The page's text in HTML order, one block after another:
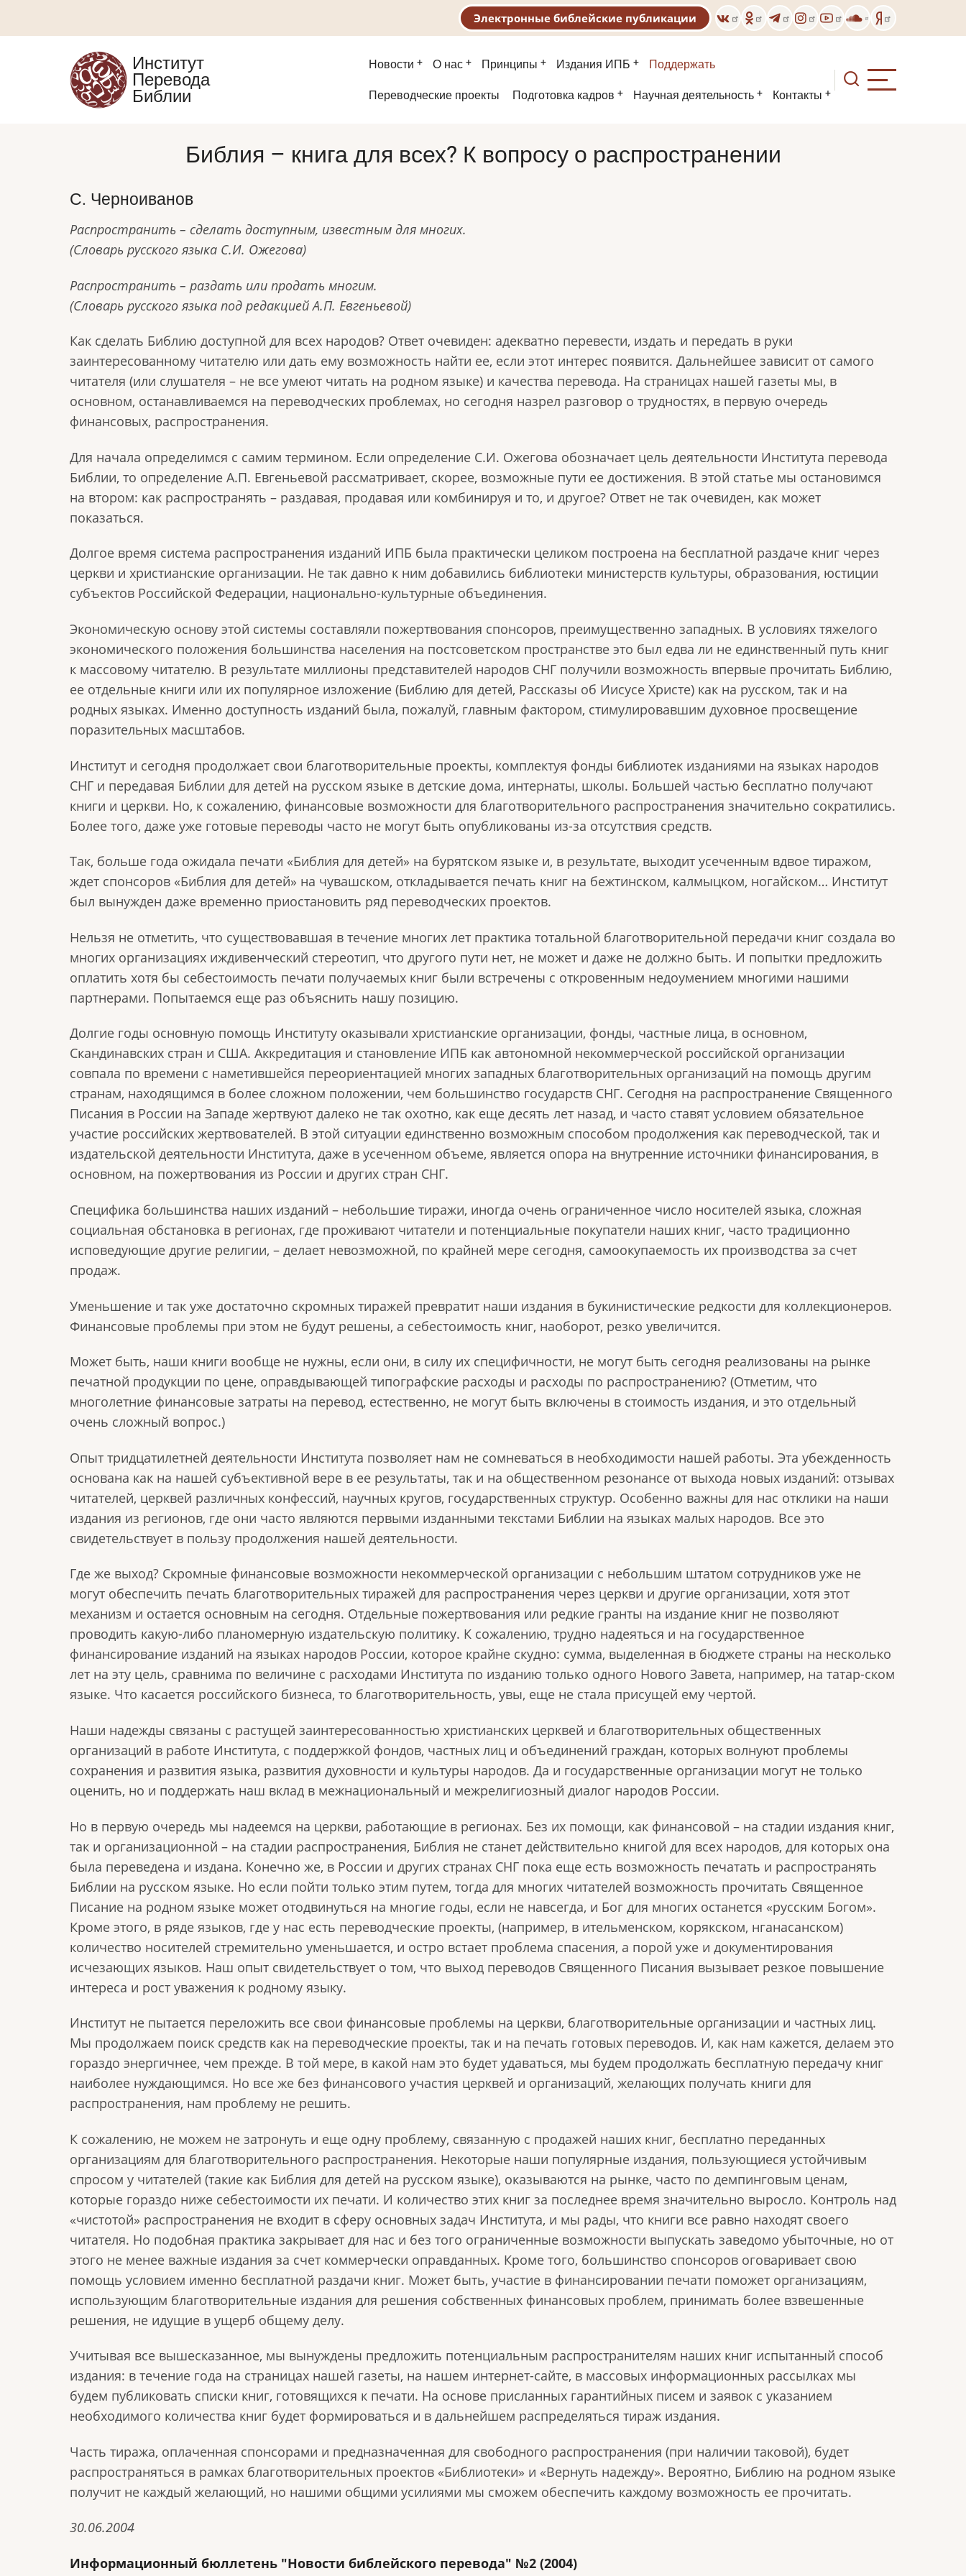
содержанию
Электронные библейские публикации
Институт
Перевода
Библии
Основная
навигация
Новости О нас Принципы Издания ИПБ Поддержать
Второе
Переводческие проекты Подготовка кадров Научная деятельность Контакты
Библия – книга для всех? К вопросу о распространении
С. Черноиванов
Распространить – сделать доступным, известным для многих.
(Словарь русского языка С.И. Ожегова)
Распространить – раздать или продать многим.
(Словарь русского языка под редакцией А.П. Евгеньевой)
Как сделать Библию доступной для всех народов? Ответ очевиден: адекватно перевести, издать и передать в руки
заинтересованному читателю или дать ему возможность найти ее, если этот интерес появится. Дальнейшее зависит от самого
читателя (или слушателя ­– не все умеют читать на родном языке) и качества перевода. На страницах нашей газеты мы, в
основном, останавливаемся на переводческих проблемах, но сегодня назрел разговор о трудностях, в первую очередь
финансовых, распространения.
Для начала определимся с самим термином. Если определение С.И. Ожегова обозначает цель деятельности Института перевода
Библии, то определение А.П. Евгеньевой рассматривает, скорее, возможные пути ее достижения. В этой статье мы остановимся
на втором: как распространять – раздавая, продавая или комбинируя и то, и другое? Ответ не так очевиден, как может
показаться.
Долгое время система распространения изданий ИПБ была практически целиком построена на бесплатной раздаче книг через
церкви и христианские организации. Не так давно к ним добавились библиотеки министерств культуры, образования, юстиции
субъектов Российской Федерации, национально-культурные объединения.
Экономическую основу этой системы составляли пожертвования спонсоров, преимущественно западных. В условиях тяжелого
экономического положения большинства населения на постсоветском пространстве это был едва ли не единственный путь книг
к массовому читателю. В результате миллионы представителей народов СНГ получили возможность впервые прочитать Библию,
ее отдельные книги или их популярное изложение (Библию для детей, Рассказы об Иисусе Христе) как на русском, так и на
родных языках. Именно доступность изданий была, пожалуй, главным фактором, стимулировавшим духовное просвещение
поразительных масштабов.
Институт и сегодня продолжает свои благотворительные проекты, комплектуя фонды библиотек изданиями на языках народов
СНГ и передавая Библии для детей на русском языке в детские дома, интернаты, школы. Большей частью бесплатно получают
книги и церкви. Но, к сожалению, финансовые возможности для благотворительного распространения значительно сократились.
Более того, даже уже готовые переводы часто не могут быть опубликованы из-за отсутствия средств.
Так, больше года ожидала печати «Библия для детей» на бурятском языке и, в результате, выходит усеченным вдвое тиражом,
ждет спонсоров «Библия для детей» на чувашском, откладывается печать книг на бежтинском, калмыцком, ногайском… Институт
был вынужден даже временно приостановить ряд переводческих проектов.
Нельзя не отметить, что существовавшая в течение многих лет практика тотальной благотворительной передачи книг создала во
многих организациях иждивенческий стереотип, что другого пути нет, не может и даже не должно быть. И попытки предложить
оплатить хотя бы себестоимость печати получаемых книг были встречены с откровенным недоумением многими нашими
партнерами. Попытаемся еще раз объяснить нашу позицию.
Долгие годы основную помощь Институту оказывали христианские организации, фонды, частные лица, в основном,
Скандинавских стран и США. Аккредитация и становление ИПБ как автономной некоммерческой российской организации
совпала по времени с наметившейся переориентацией многих западных благотворительных организаций на помощь другим
странам, находящимся в более сложном положении, чем большинство государств СНГ. Сегодня на распространение Священного
Писания в России на Западе жертвуют далеко не так охотно, как еще десять лет назад, и часто ставят условием обязательное
участие российских жертвователей. В этой ситуации единственно возможным способом продолжения как переводческой, так и
издательской деятельности Института, даже в усеченном объеме, является опора на внутренние источники финансирования, в
основном, на пожертвования из России и других стран СНГ.
Специфика большинства наших изданий – небольшие тиражи, иногда очень ограниченное число носителей языка, сложная
социальная обстановка в регионах, где проживают читатели и потенциальные покупатели наших книг, часто традиционно
исповедующие другие религии, – делает невозможной, по крайней мере сегодня, самоокупаемость их производства за счет
продаж.
Уменьшение и так уже достаточно скромных тиражей превратит наши издания в букинистические редкости для коллекционеров.
Финансовые проблемы при этом не будут решены, а себестоимость книг, наоборот, резко увеличится.
Может быть, наши книги вообще не нужны, если они, в силу их специфичности, не могут быть сегодня реализованы на рынке
печатной продукции по цене, оправдывающей типографские расходы и расходы по распространению? (Отметим, что
многолетние финансовые затраты на перевод, естественно, не могут быть включены в стоимость издания, и это отдельный
очень сложный вопрос.)
Опыт тридцатилетней деятельности Института позволяет нам не сомневаться в необходимости нашей работы. Эта убежденность
основана как на нашей субъективной вере в ее результаты, так и на общественном резонансе от выхода новых изданий: отзывах
читателей, церквей различных конфессий, научных кругов, государственных структур. Особенно важны для нас отклики на наши
издания из регионов, где они часто являются первыми изданными текстами Библии на языках малых народов. Все это
свидетельствует в пользу продолжения нашей деятельности.
Где же выход? Скромные финансовые возможности некоммерческой организации с небольшим штатом сотрудников уже не
могут обеспечить печать благотворительных тиражей для распространения через церкви и другие организации, хотя этот
механизм и остается основным на сегодня. Отдельные пожертвования или редкие гранты на издание книг не позволяют
проводить какую-либо планомерную издательскую политику. К сожалению, трудно надеяться и на государственное
финансирование изданий на языках народов России, которое крайне скудно: сумма, выделенная в бюджете страны на несколько
лет на эту цель, сравнима по величине с расходами Института по изданию только одного Нового Завета, например, на татар-ском
языке. Что касается российского бизнеса, то благотворительность, увы, еще не стала присущей ему чертой.
Наши надежды связаны с растущей заинтересованностью христианских церквей и благотворительных общественных
организаций в работе Института, с поддержкой фондов, частных лиц и объединений граждан, которых волнуют проблемы
сохранения и развития языка, развития духовности и культуры народов. Да и государственные организации могут не только
оценить, но и поддержать наш вклад в межнациональный и межрелигиозный диалог народов России.
Но в первую очередь мы надеемся на церкви, работающие в регионах. Без их помощи, как финансовой – на стадии издания книг,
так и организационной – на стадии распространения, Библия не станет действительно книгой для всех народов, для которых она
была переведена и издана. Конечно же, в России и других странах СНГ пока еще есть возможность печатать и распространять
Библии на русском языке. Но если пойти только этим путем, тогда для многих читателей возможность прочитать Священное
Писание на родном языке может отодвинуться на многие годы, если не навсегда, и Бог для многих останется «русским Богом».
Кроме этого, в ряде языков, где у нас есть переводческие проекты, (например, в ительменском, корякском, нганасанском)
количество носителей стремительно уменьшается, и остро встает проблема спасения, а порой уже и документирования
исчезающих языков. Наш опыт свидетельствует о том, что выход переводов Священного Писания вызывает резкое повышение
интереса и рост уважения к родному языку.
Институт не пытается переложить все свои финансовые проблемы на церкви, благотворительные организации и частных лиц.
Мы продолжаем поиск средств как на переводческие проекты, так и на печать готовых переводов. И, как нам кажется, делаем это
гораздо энергичнее, чем прежде. В той мере, в какой нам это будет удаваться, мы будем продолжать бесплатную передачу книг
наиболее нуждающимся. Но все же без финансового участия церквей и организаций, желающих получать книги для
распространения, нам проблему не решить.
К сожалению, не можем не затронуть и еще одну проблему, связанную с продажей наших книг, бесплатно переданных
организациям для благотворительного распространения. Некоторые наши популярные издания, пользующиеся устойчивым
спросом у читателей (такие как Библия для детей на русском языке), оказываются на рынке, часто по демпинговым ценам,
которые гораздо ниже себестоимости их печати. И количество этих книг за последнее время значительно выросло. Контроль над
«чистотой» распространения не входит в сферу основных задач Института, и мы рады, что книги все равно находят своего
читателя. Но подобная практика закрывает для нас и без того ограниченные возможности выпускать заведомо убыточные, но от
этого не менее важные издания за счет коммерчески оправданных. Кроме того, большинство спонсоров оговаривает свою
помощь условием именно бесплатной раздачи книг. Может быть, участие в финансировании печати поможет организациям,
использующим благотворительные издания для решения собственных финансовых проблем, принимать более взвешенные
решения, не идущие в ущерб общему делу.
Учитывая все вышесказанное, мы вынуждены предложить потенциальным распространителям наших книг испытанный способ
издания: в течение года на страницах нашей газеты, на нашем интернет-сайте, в массовых информационных рассылках мы
будем публиковать списки книг, готовящихся к печати. На основе присланных гарантийных писем и заявок с указанием
необходимого количества книг будет формироваться и в дальнейшем распределяться тираж издания.
Часть тиража, оплаченная спонсорами и предназначенная для свободного распространения (при наличии таковой), будет
распространяться в рамках благотворительных проектов «Библиотеки» и «Вернуть надежду». Вероятно, Библию на родном языке
получит не каждый желающий, но нашими общими усилиями мы сможем обеспечить каждому возможность ее прочитать.
30.06.2004
Информационный бюллетень "Новости библейского перевода" №2 (2004)